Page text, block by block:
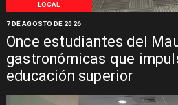
LOCAL
Once estudiantes del
gastronómicas que
educación superior
7 DE AGOSTO DE 2026